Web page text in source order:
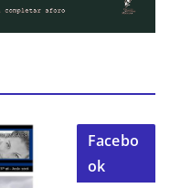
Facebo
ok